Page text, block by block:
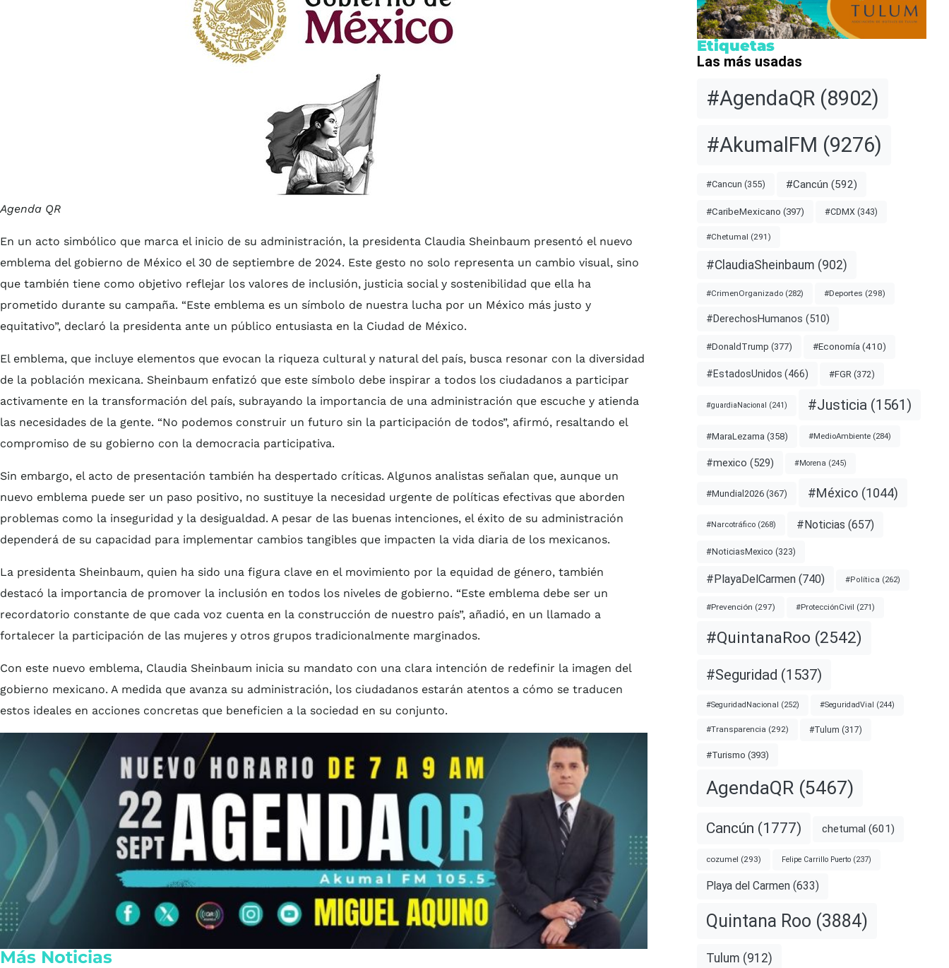
Agenda QR
En un acto simbólico que marca el inicio de su administración, la presidenta Claudia Sheinbaum presentó el nuevo
emblema del gobierno de México el 30 de septiembre de 2024. Este gesto no solo representa un cambio visual, sino
que también tiene como objetivo reflejar los valores de inclusión, justicia social y sostenibilidad que ella ha
prometido durante su campaña. “Este emblema es un símbolo de nuestra lucha por un México más justo y
equitativo”, declaró la presidenta ante un público entusiasta en la Ciudad de México.
El emblema, que incluye elementos que evocan la riqueza cultural y natural del país, busca resonar con la diversidad
de la población mexicana. Sheinbaum enfatizó que este símbolo debe inspirar a todos los ciudadanos a participar
activamente en la transformación del país, subrayando la importancia de una administración que escuche y atienda
las necesidades de la gente. “No podemos construir un futuro sin la participación de todos”, afirmó, resaltando el
compromiso de su gobierno con la democracia participativa.
Sin embargo, el acto de presentación también ha despertado críticas. Algunos analistas señalan que, aunque un
nuevo emblema puede ser un paso positivo, no sustituye la necesidad urgente de políticas efectivas que aborden
problemas como la inseguridad y la desigualdad. A pesar de las buenas intenciones, el éxito de su administración
dependerá de su capacidad para implementar cambios tangibles que impacten la vida diaria de los mexicanos.
La presidenta Sheinbaum, quien ha sido una figura clave en el movimiento por la equidad de género, también
destacó la importancia de promover la inclusión en todos los niveles de gobierno. “Este emblema debe ser un
recordatorio constante de que cada voz cuenta en la construcción de nuestro país”, añadió, en un llamado a
fortalecer la participación de las mujeres y otros grupos tradicionalmente marginados.
Con este nuevo emblema, Claudia Sheinbaum inicia su mandato con una clara intención de redefinir la imagen del
gobierno mexicano. A medida que avanza su administración, los ciudadanos estarán atentos a cómo se traducen
estos ideales en acciones concretas que beneficien a la sociedad en su conjunto.
Más Noticias
Etiquetas
Las más usadas
#AgendaQR(8902)
#AkumalFM (9276)
#Cancun (355) #Cancún (592)
#CaribeMexicano (397) #CDMX(343)
#Chetumal (291)
#ClaudiaSheinbaum (902)
#CrimenOrganizado(282) #Deportes (298)
#DerechosHumanos (510)
#DonaldTrump (377) #Economía (410)
#EstadosUnidos (466) #FGR (372)
#guardiaNacional (241) #Justicia (1561)
#MaraLezama (358) #MedioAmbiente(284)
#mexico (529) #Morena (245)
#Mundial2026(367) #México(1044)
#Narcotráfico(268) #Noticias (657)
#NoticiasMexico (323)
#PlayaDelCarmen(740) #Política (262)
#Prevención (297) #ProtecciónCivil (271)
#QuintanaRoo (2542)
#Seguridad (1537)
#SeguridadNacional (252) #SeguridadVial (244)
#Transparencia (292) #Tulum (317)
#Turismo (393)
AgendaQR(5467)
Cancún (1777) chetumal (601)
cozumel (293) Felipe Carrillo Puerto(237)
Playa del Carmen (633)
Quintana Roo (3884)
Tulum (912)